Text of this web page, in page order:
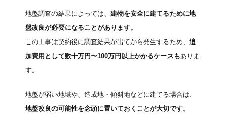
地盤調査の結果によっては、 建物を安全に建てるために地
盤改良が必要になることがあります。
この工事は契約後に調査結果が出てから発生するため、 追
加費用として数十万円〜100万円以上かかるケースもありま
す。
地盤が弱い地域や、造成地・傾斜地などに建てる場合は、
地盤改良の可能性を念頭に置いておくことが大切です。